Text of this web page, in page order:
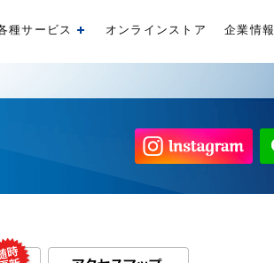
種サービス 開くオンラインストア 企業情報